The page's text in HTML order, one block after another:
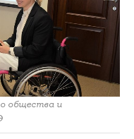
общества и